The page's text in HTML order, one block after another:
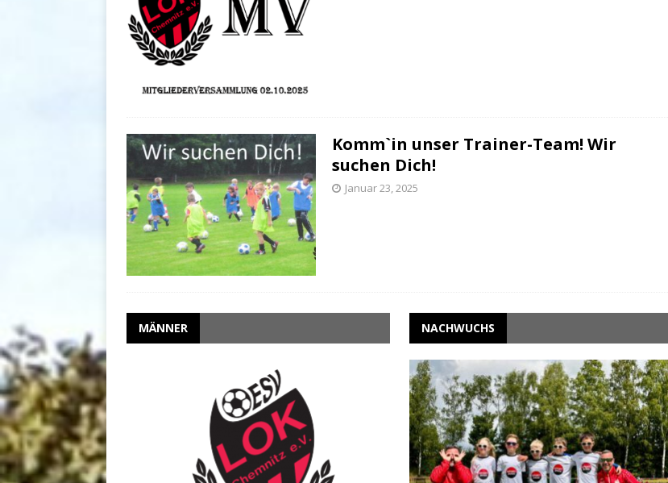
Komm`in unser Trainer-Team! Wir
suchen Dich!
Januar 23, 2025
MÄNNER NACHWUCHS